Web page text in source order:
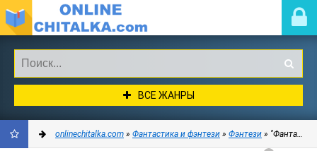
ВСЕ ЖАНРЫ
onlinechitalka.com » Фантастика и фэнтези » Фэнтези » "Фантастика 2023-99". Компиляция. Книги 1-12 (СИ) - Северский Андрей